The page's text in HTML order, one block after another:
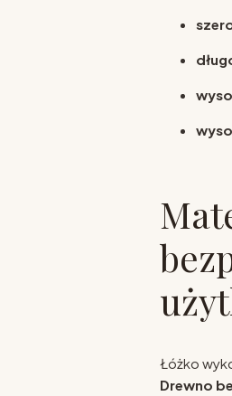
Łóżko
Drewno